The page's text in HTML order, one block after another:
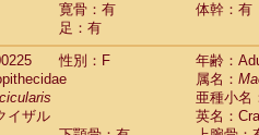
寛骨：有
体幹：有
足：有
性別：F
年齢：
属名：
亜種小名
イザル
英名：